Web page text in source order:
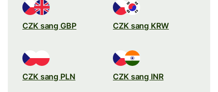
CZK sang GBP CZK sang KRW
CZK sang PLN CZK sang INR